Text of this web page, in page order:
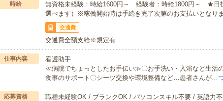
時給
無資格未経験：時給1600円～ 経験者：時給1800円～ ★日
選べます）※稼働開始時は手続き完了次第のお支払いとなりま
交通費
交通費全額支給※規定有
仕事内容
看護助手
≪病院でちょっとしたお手伝い≫〇お手洗い・入浴など生活
食事のサポート〇シーツ交換や環境整備など…患者さんが…
応募資格
職種未経験OK / ブランクOK / パソコンスキル不要 / 英語力